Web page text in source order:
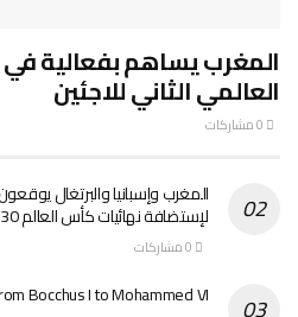
المغرب يساهم بفعالية
العالمي الثاني للاجئين
المغرب وإسبانيا والبرتغال
لإستضافة نهائيات كأس العالم 2030
Bocchus I to Mohammed VI